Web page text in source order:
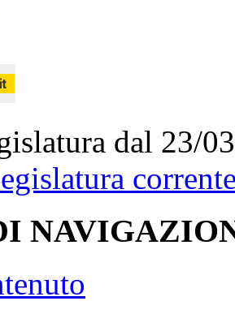
dal 23/